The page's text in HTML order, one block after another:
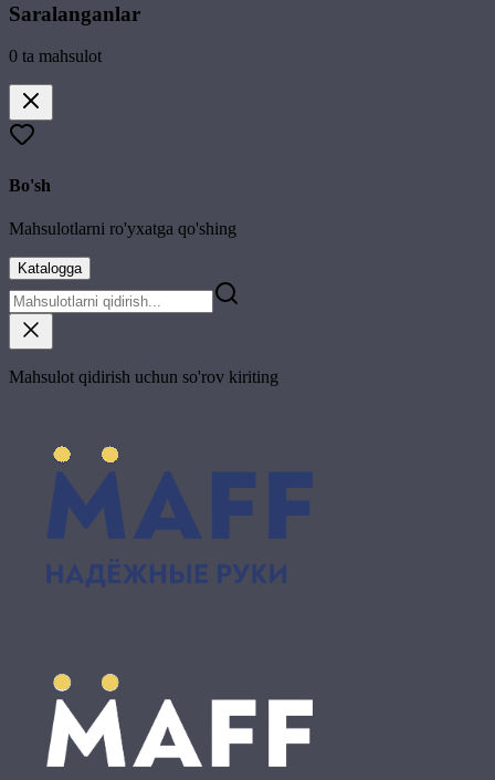
Saralanganlar
0 ta mahsulot
Bo'sh
Mahsulotlarni ro'yxatga qo'shing
Katalogga
Mahsulot qidirish uchun so'rov kiriting